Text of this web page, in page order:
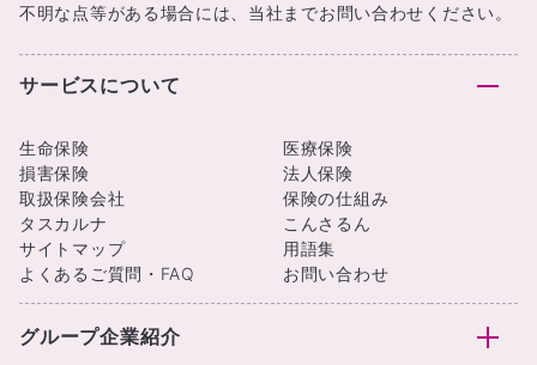
不明な点等がある場合には、当社までお問い合わせください。
サービスについて
生命保険
医療保険
損害保険
法人保険
取扱保険会社
保険の仕組み
タスカルナ
こんさるん
サイトマップ
用語集
よくあるご質問・FAQ
お問い合わせ
グループ企業紹介